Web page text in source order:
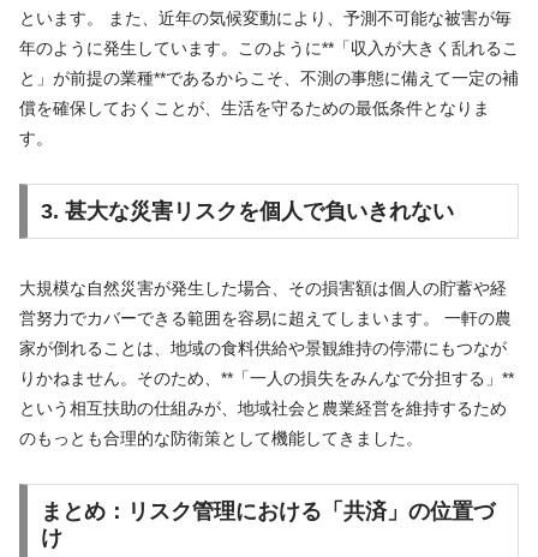
といます。 また、近年の気候変動により、予測不可能な被害が毎
年のように発生しています。このように**「収入が大きく乱れるこ
と」が前提の業種**であるからこそ、不測の事態に備えて一定の補
償を確保しておくことが、生活を守るための最低条件となりま
す。
3. 甚大な災害リスクを個人で負いきれない
大規模な自然災害が発生した場合、その損害額は個人の貯蓄や経
営努力でカバーできる範囲を容易に超えてしまいます。 一軒の農
家が倒れることは、地域の食料供給や景観維持の停滞にもつなが
りかねません。そのため、**「一人の損失をみんなで分担する」**
という相互扶助の仕組みが、地域社会と農業経営を維持するため
のもっとも合理的な防衛策として機能してきました。
まとめ：リスク管理における「共済」の位置づ
け